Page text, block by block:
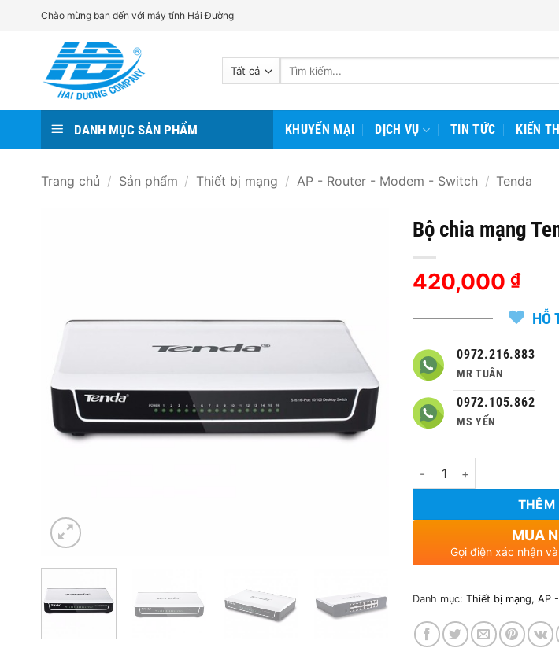
Chào mừng bạn đến với máy tính Hải Đường
Tìm
DANH MỤC SẢN PHẨM KHUYẾN MẠI DỊCH VỤ TIN TỨC KIẾN
Trang chủ / Sản phẩm / Thiết bị mạng / AP - Router - Modem - Switch / Tenda
Bộ chia mạng
420,000 ₫
HỖ
0972.216.883
MR TUÂN
0972.105.862
MS YẾN
Số lượng
THÊM
MUA
Gọi điện xác nhận
Danh mục: Thiết bị mạng, AP